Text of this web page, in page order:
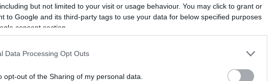
but not limited to your visit or usage behaviour. You may click to grant or
to Google and its third-party tags to use your data for below specified purposes
consent section.
Data Processing Opt Outs
opt-out of the Sharing of my personal data.
με λίγο ελαιόλαδο, αλάτι και πιπέρι.
20 λεπτά, ανακατεύοντας στα μισά.